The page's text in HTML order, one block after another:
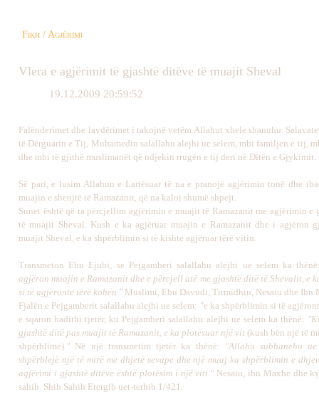
Fikh / Agjërimi
Vlera e agjërimit të gjashtë ditëve të muajit Sheval
19.12.2009 20:59:52
Falënderimet dhe lavdërimet i takojnë vetëm Allahut xhele shanuhu.
të Dërguarin e Tij, Muhamedin salallahu alejhi ue selem, mbi familjen e tij,
dhe mbi të gjithë muslimanët që ndjekin rrugën e tij deri në Ditën e Gjykimit.
Së pari, e lusim Allahun e Lartësuar të na e pranojë agjërimin tonë dhe
muajin e shenjtë të Ramazanit, që na kaloi shumë shpejt.
Sunet është që ta përcjellim agjërimin e muajit të Ramazanit me agjërimin e
të muajit Sheval. Kush e ka agjëruar muajin e Ramazanit dhe i agjëron
muajit Sheval, e ka shpërblimin si të kishte agjëruar tërë vitin.
Transmeton Ebu Ejubi, se Pejgamberi salallahu alejhi ue selem ka
agjëron muajin e Ramazanit dhe e përcjell atë me gjashtë ditë të Shevalit, e
si të agjëronte tërë kohën." Muslimi, Ebu Davudi, Tirmidhiu, Nesaiu dhe Ibn
Fjalën e Pejgamberit salallahu alejhi ue selem: "e ka shpërblimin si të
e sqaron hadithi tjetër, ku Pejgamberi salallahu alejhi ue selem ka thënë:
gjashtë ditë pas muajit të Ramazanit, e ka plotësuar një vit (kush bën një të
shpërblime)." Në një transmetim tjetër ka thënë:
"Allahu subhanehu
shpërblejë një të mirë me dhjetë sevape dhe një muaj ka shpërblimin e
agjërimi i gjashtë ditëve është plotësim i një viti." Nesaiu, ibn Maxhe dhe
sahih. Shih Sahih Etergib uet-terhib 1/421.